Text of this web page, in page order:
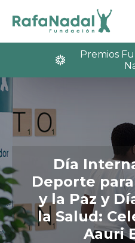
Premios
Día
Deporte
y la Paz y
la Salud:
Aauri